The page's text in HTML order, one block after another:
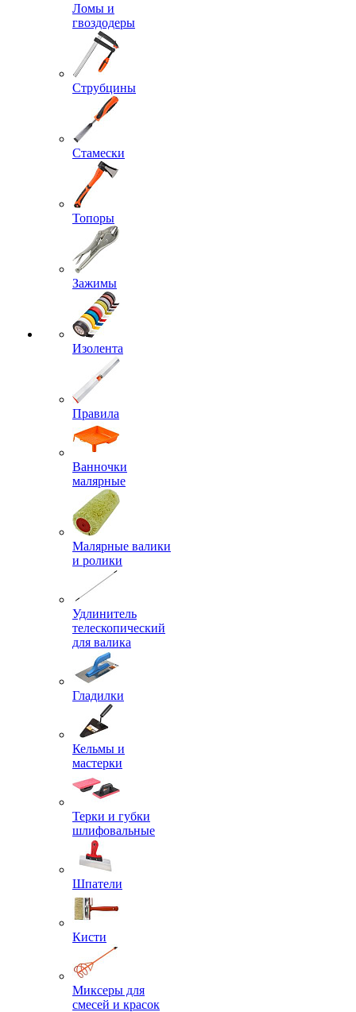
Ломы и
гвоздодеры
Струбцины
Стамески
Топоры
Зажимы
Изолента
Правила
Ванночки
малярные
Малярные валики
и ролики
Удлинитель
телескопический
для валика
Гладилки
Кельмы и
мастерки
Терки и губки
шлифовальные
Шпатели
Кисти
Миксеры для
смесей и красок